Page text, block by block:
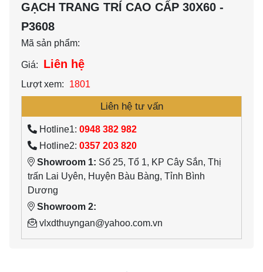
GẠCH TRANG TRÍ CAO CẤP 30X60 -
P3608
Mã sản phẩm:
Giá: Liên hệ
Lượt xem: 1801
Liên hệ tư vấn
Hotline1: 0948 382 982
Hotline2: 0357 203 820
Showroom 1: Số 25, Tổ 1, KP Cây Sắn, Thị
trấn Lai Uyên, Huyện Bàu Bàng, Tỉnh Bình
Dương
Showroom 2:
vlxdthuyngan@yahoo.com.vn